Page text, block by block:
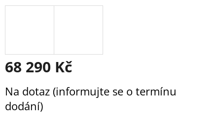
68 290 Kč
cena:
Na dotaz (informujte se o termínu
dodání)